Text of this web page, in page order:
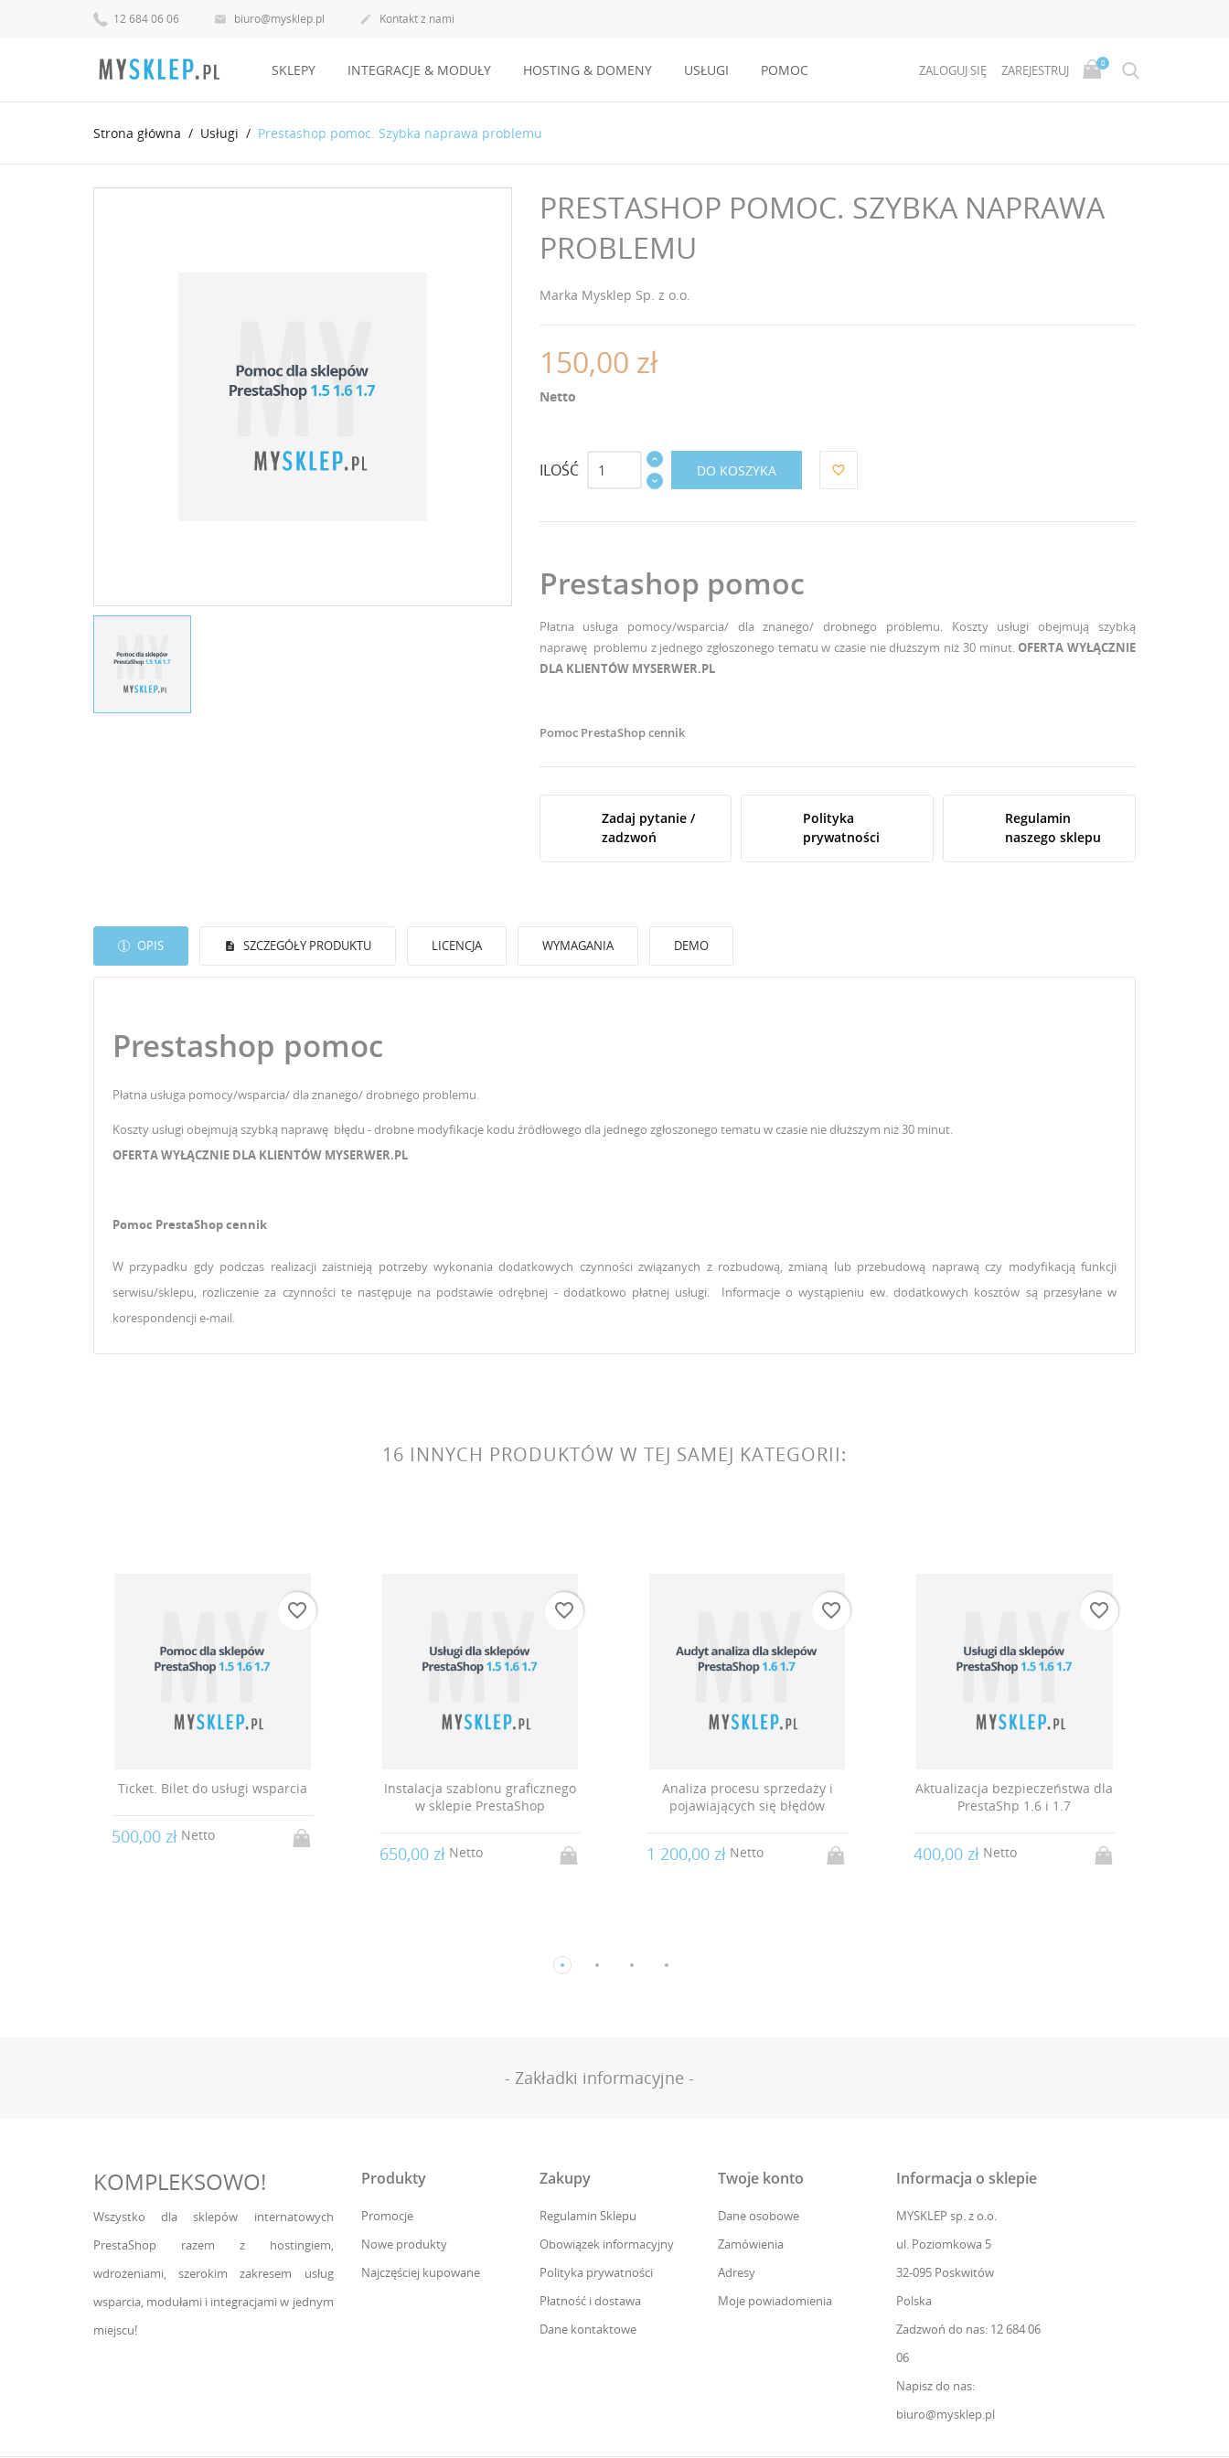
12 684 06 06  biuro@mysklep.pl  Kontakt z nami
SKLEPY INTEGRACJE & MODUŁY HOSTING & DOMENY USŁUGI POMOC ZALOGUJ SIĘ ZAREJESTRUJ
0
Strona główna Usługi Prestashop pomoc. Szybka naprawa problemu
PRESTASHOP POMOC. SZYBKA NAPRAWA
PROBLEMU
Marka Mysklep Sp. z o.o.
150,00 zł
Netto
ILOŚĆ DO KOSZYKA favorite_border
Prestashop pomoc
Płatna usługa pomocy/wsparcia/ dla znanego/ drobnego problemu. Koszty usługi obejmują szybką
naprawę problemu z jednego zgłoszonego tematu w czasie nie dłuższym niż 30 minut.OFERTA WYŁĄCZNIE
DLA KLIENTÓW MYSERWER.PL
Pomoc PrestaShop cennik
Zadaj pytanie /
zadzwoń
Polityka
prywatności
Regulamin
naszego sklepu
OPIS SZCZEGÓŁY PRODUKTU LICENCJA WYMAGANIA DEMO
Prestashop pomoc
Płatna usługa pomocy/wsparcia/ dla znanego/ drobnego problemu.
Koszty usługi obejmują szybką naprawę błędu - drobne modyfikacje kodu źródłowego dla jednego zgłoszonego tematu w czasie nie dłuższym niż 30 minut.
OFERTA WYŁĄCZNIE DLA KLIENTÓW MYSERWER.PL
Pomoc PrestaShop cennik
W przypadku gdy podczas realizacji zaistnieją potrzeby wykonania dodatkowych czynności związanych z rozbudową, zmianą lub przebudową naprawą czy modyfikacją funkcji
serwisu/sklepu, rozliczenie za czynności te następuje na podstawie odrębnej - dodatkowo płatnej usługi. Informacje o wystąpieniu ew. dodatkowych kosztów są przesyłane w
korespondencji e-mail.
16 INNYCH PRODUKTÓW W TEJ SAMEJ KATEGORII:
Ticket. Bilet do usługi wsparcia
500,00 zł Netto
favorite_border
Instalacja szablonu graficznego
w sklepie PrestaShop
650,00 złNetto
favorite_border
Analiza procesu sprzedaży i
pojawiających się błędów
1 200,00 złNetto
favorite_border
Aktualizacja bezpieczeństwa dla
PrestaShp 1.6 i 1.7
400,00 zł Netto
favorite_border
- Zakładki informacyjne -
KOMPLEKSOWO!
Wszystko dla sklepów internatowych
PrestaShop razem z hostingiem,
wdrożeniami, szerokim zakresem usług
wsparcia, modułami i integracjami w jednym
miejscu!
Produkty
Promocje
Nowe produkty
Najczęściej kupowane
Zakupy
Regulamin Sklepu
Obowiązek informacyjny
Polityka prywatności
Płatność i dostawa
Dane kontaktowe
Twoje konto
Dane osobowe
Zamówienia
Adresy
Moje powiadomienia
Informacja o sklepie
MYSKLEP sp. z o.o.
ul. Poziomkowa 5
32-095 Poskwitów
Polska
Zadzwoń do nas: 12 684 06
06
Napisz do nas:
biuro@mysklep.pl
DODAJ DO LISTY ŻYCZEŃ
NAZWA LISTY ŻYCZEŃ
Musisz być zalogowany by zapisać produkty na swojej liście życzeń.
Anuluj Zaloguj się